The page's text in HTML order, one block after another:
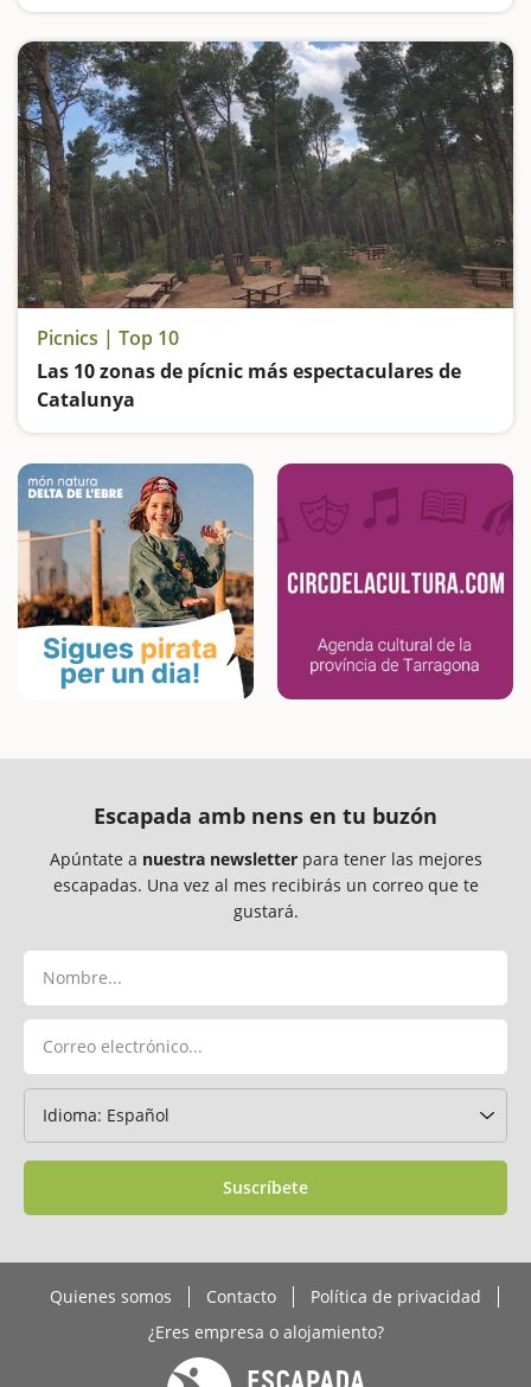
Picnics | Top 10
Las 10 zonas de pícnic más espectaculares de
Catalunya
Escapada amb nens en tu buzón
Apúntate a nuestra newsletterpara tener las mejores
escapadas. Una vez al mes recibirás un correo que te
gustará.
Suscríbete
Quienes somos Contacto
Política de privacidad
¿Eres empresa o alojamiento?